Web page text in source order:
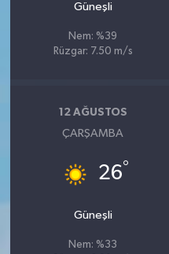
Güneşli
Nem: %39
Rüzgar: 7.50 m/s
12 AĞUSTOS
ÇARŞAMBA
26°
Güneşli
Nem: %33